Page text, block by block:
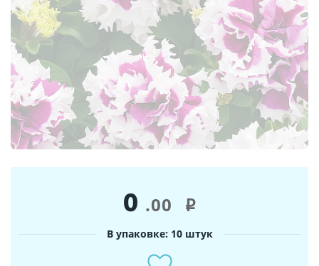
0 .00 i
В упаковке: 10 штук